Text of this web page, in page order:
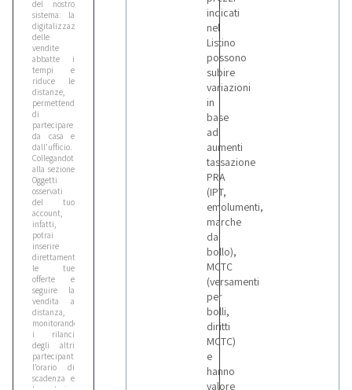
del nostro
sistema: la
digitalizzazione
delle
vendite
abbatte i
tempi e
riduce le
distanze,
permettendoti
di
partecipare
da casa e
dall’ufficio.
Collegandoti
alla sezione
Oggetti
osservati
del tuo
account,
infatti,
potrai
inserire
direttamente
le tue
offerte e
seguire la
vendita a
distanza,
monitorando
i rilanci
degli altri
partecipanti,
l’orario di
scadenza e
indicati
nel
Listino
possono
subire
variazioni
in
base
ad
aumenti
tassazione
PRA
(IPT,
emolumenti,
marche
da
bollo),
MCTC
(versamenti
per
bolli,
diritti
MCTC)
e
hanno
valore